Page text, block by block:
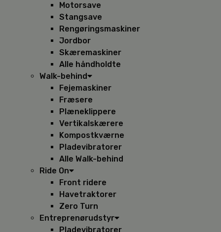
Motorsave
Stangsave
Rengøringsmaskiner
Jordbor
Skæremaskiner
Alle håndholdte
Walk-behind
Fejemaskiner
Fræsere
Plæneklippere
Vertikalskærere
Kompostkværne
Pladevibratorer
Alle Walk-behind
Ride On
Front ridere
Havetraktorer
Zero Turn
Entreprenørudstyr
Pladevibratorer